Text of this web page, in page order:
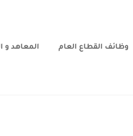
وظائف القطاع العام المعاهد و